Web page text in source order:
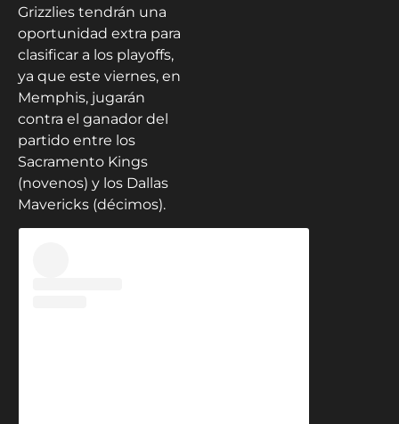
Grizzlies tendrán una
oportunidad extra para
clasificar a los playoffs,
ya que este viernes, en
Memphis, jugarán
contra el ganador del
partido entre los
Sacramento Kings
(novenos) y los Dallas
Mavericks (décimos).